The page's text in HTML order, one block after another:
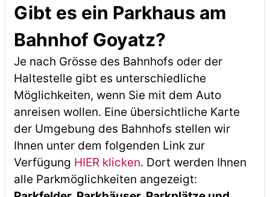
Gibt es ein Parkhaus am
Bahnhof Goyatz?
Je nach Grösse des Bahnhofs oder der
Haltestelle gibt es unterschiedliche
Möglichkeiten, wenn Sie mit dem Auto
anreisen wollen. Eine übersichtliche Karte
der Umgebung des Bahnhofs stellen wir
Ihnen unter dem folgenden Link zur
Verfügung HIER klicken. Dort werden Ihnen
alle Parkmöglichkeiten angezeigt: